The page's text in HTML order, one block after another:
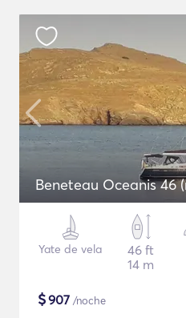
Beneteau Oceanis 46
Yate de vela
46 ft
14 m
$907 /noche